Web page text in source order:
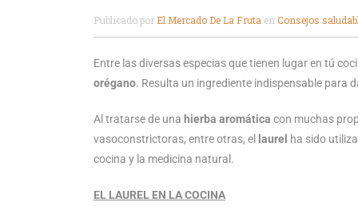
Publicado por El Mercado De La Fruta en Consejos
Entre las diversas especias que tienen lugar en tú
orégano. Resulta un ingrediente indispensable para
Al tratarse de una hierba aromática con muchas
vasoconstrictoras, entre otras, el
laurel ha sido
cocina y la medicina natural.
EL LAUREL EN LA COCINA